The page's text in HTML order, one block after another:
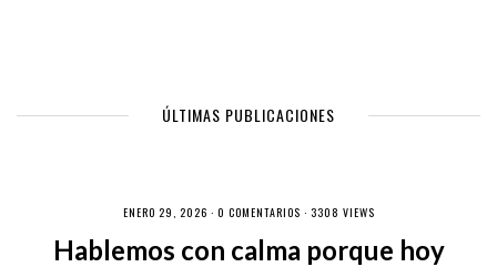
ÚLTIMAS PUBLICACIONES
ENERO 29, 2026 · 0 COMENTARIOS · 3308 VIEWS
Hablemos con calma porque hoy